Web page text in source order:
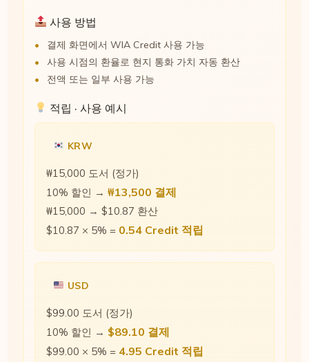
사용 방법
결제 화면에서 WIA Credit 사용 가능
사용 시점의 환율로 현지 통화 가치 자동 환산
전액 또는 일부 사용 가능
적립 · 사용 예시
KRW
₩15,000 도서 (정가)
10% 할인 →₩13,500 결제
₩15,000 → $10.87 환산
$10.87 × 5% = 0.54 Credit 적립
USD
$99.00 도서 (정가)
10% 할인 → $89.10 결제
$99.00 × 5% = 4.95 Credit 적립